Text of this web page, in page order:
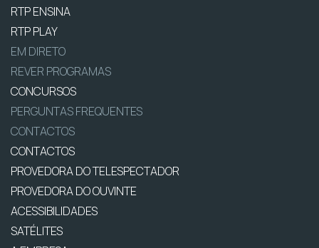
RTP ENSINA
RTP PLAY
EM DIRETO
REVER PROGRAMAS
CONCURSOS
PERGUNTAS FREQUENTES
CONTACTOS
CONTACTOS
PROVEDORA DO TELESPECTADOR
PROVEDORA DO OUVINTE
ACESSIBILIDADES
SATÉLITES